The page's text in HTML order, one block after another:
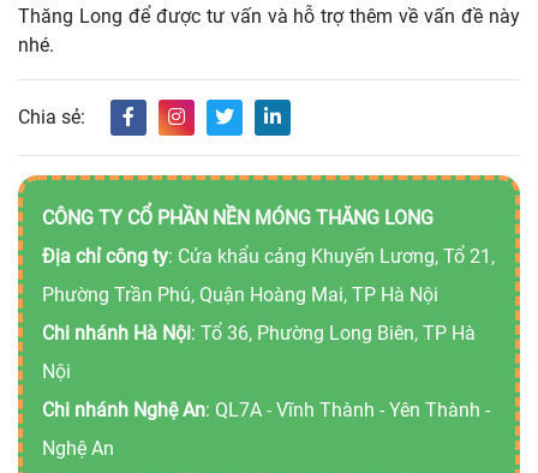
Thăng Long để được tư vấn và hỗ trợ thêm về vấn đề này
nhé.
Chia sẻ:
CÔNG TY CỔ PHẦN NỀN MÓNG THĂNG LONG
Địa chỉ công ty: Cửa khẩu cảng Khuyến Lương, Tổ 21,
Phường Trần Phú, Quận Hoàng Mai, TP Hà Nội
Chi nhánh Hà Nội: Tổ 36, Phường Long Biên, TP Hà
Nội
Chi nhánh Nghệ An: QL7A - Vĩnh Thành - Yên Thành -
Nghệ An